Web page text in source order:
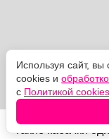
Такие кабачки
Используя сайт,
cookies и
с Политикой cookies